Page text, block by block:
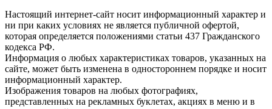
Настоящий интернет-сайт носит информационный характер и
ни при каких условиях не является публичной офертой,
которая определяется положениями статьи 437 Гражданского
кодекса РФ.
Информация о любых характеристиках товаров, указанных на
сайте, может быть изменена в одностороннем порядке и носит
информационный характер.
Изображения товаров на любых фотографиях,
представленных на рекламных буклетах, акциях в меню и в